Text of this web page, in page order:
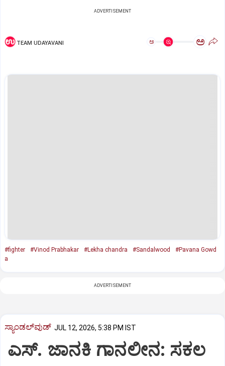
ADVERTISEMENT
TEAM UDAYAVANI ಅ ಅ
#fighter #Vinod Prabhakar #Lekha chandra #Sandalwood
#Pavana Gowd
a
ADVERTISEMENT
ಸ್ಯಾಂಡಲ್‌ವುಡ್‌ JUL 12, 2026, 5:38 PM IST
ಎಸ್.‌ ಜಾನಕಿ ಗಾನಲೀನ: ಸಕಲ